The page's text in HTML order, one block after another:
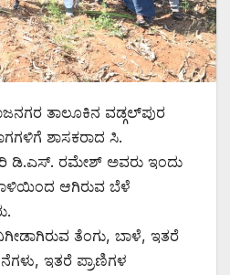
ತಾಲೂಕಿನ ವಡ್ಗಲ್‌ಪುರ
ಶಾಸಕರಾದ ಸಿ.
ಡಿ.ಎಸ್. ರಮೇಶ್ ಅವರು ಇಂದು
ಆಗಿರುವ ಬೆಳೆ
ತೆಂಗು, ಬಾಳೆ, ಇತರೆ
ಇತರೆ ಪ್ರಾಣಿಗಳ